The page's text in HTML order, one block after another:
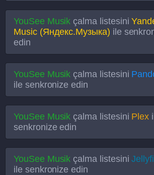
YouSee Musik çalma listesini
Music (Яндекс.Музыка) ile
edin
YouSee Musik çalma listesini
ile senkronize edin
YouSee Musik çalma listesini Plex
senkronize edin
YouSee Musik çalma listesini
ile senkronize edin